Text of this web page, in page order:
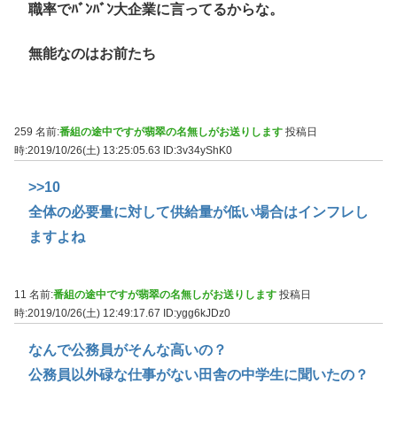
職率でﾊﾞﾝﾊﾞﾝ大企業に言ってるからな。
無能なのはお前たち
259 名前:番組の途中ですが翡翠の名無しがお送りします 投稿日
時:2019/10/26(土) 13:25:05.63 ID:3v34yShK0
>>10
全体の必要量に対して供給量が低い場合はインフレし
ますよね
11 名前:番組の途中ですが翡翠の名無しがお送りします 投稿日
時:2019/10/26(土) 12:49:17.67
ID:ygg6kJDz0
なんで公務員がそんな高いの？
公務員以外碌な仕事がない田舎の中学生に聞いたの？